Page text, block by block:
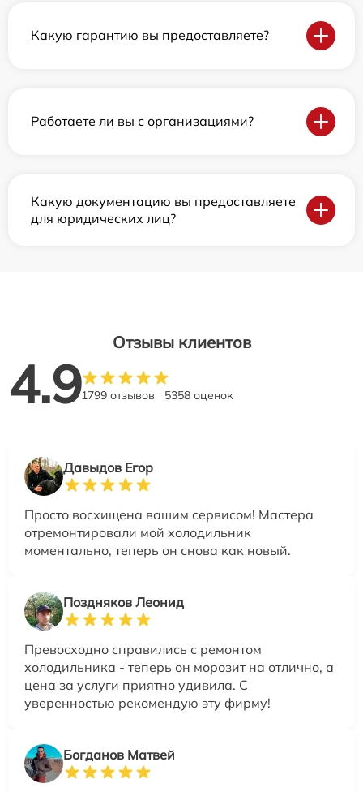
Какую гарантию вы предоставляете?
Работаете ли вы с организациями?
Какую документацию вы предоставляете
для юридических лиц?
Отзывы клиентов
4.91799 отзывов 5358 оценок
Давыдов Егор
Просто восхищена вашим сервисом! Мастера
отремонтировали мой холодильник
моментально, теперь он снова как новый.
Поздняков Леонид
Превосходно справились с ремонтом
холодильника - теперь он морозит на отлично, а
цена за услуги приятно удивила. С
уверенностью рекомендую эту фирму!
Богданов Матвей